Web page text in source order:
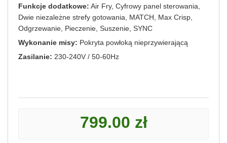
Funkcje dodatkowe: Air Fry, Cyfrowy panel sterowania,
Dwie niezależne strefy gotowania, MATCH, Max Crisp,
Odgrzewanie, Pieczenie, Suszenie, SYNC
Wykonanie misy: Pokryta powłoką nieprzywierającą
Zasilanie: 230-240V / 50-60Hz
799.00 zł